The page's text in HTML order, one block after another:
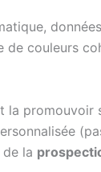
de couleurs
la